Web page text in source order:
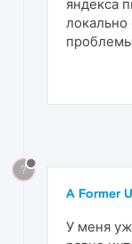
яндекса
локально
?
A Former
У меня